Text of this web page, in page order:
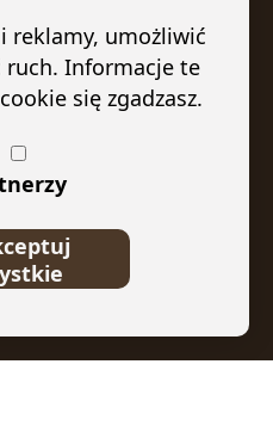
reklamy, umożliwić
ruch. Informacje te
się zgadzasz.